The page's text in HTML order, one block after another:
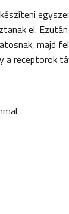
el.
majd
receptorok